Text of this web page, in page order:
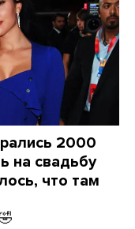
2000
на свадьбу
что там